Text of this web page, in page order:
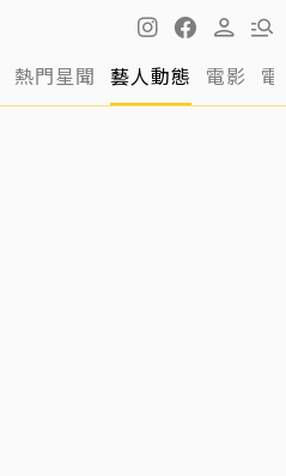
熱門星聞 藝人動態 電影